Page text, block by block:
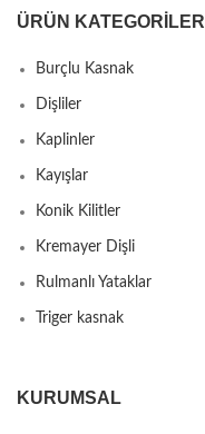
ÜRÜN KATEGORILERI
Burçlu Kasnak
Dişliler
Kaplinler
Kayışlar
Konik Kilitler
Kremayer Dişli
Rulmanlı Yataklar
Triger kasnak
KURUMSAL